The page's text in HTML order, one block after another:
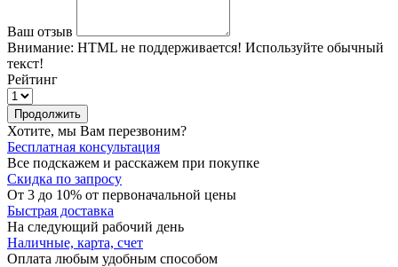
Ваш отзыв
Внимание: HTML не поддерживается! Используйте обычный
текст!
Рейтинг
Продолжить
Хотите, мы Вам перезвоним?
Бесплатная консультация
Все подскажем и расскажем при покупке
Скидка по запросу
От 3 до 10% от первоначальной цены
Быстрая доставка
На следующий рабочий день
Наличные, карта, счет
Оплата любым удобным способом